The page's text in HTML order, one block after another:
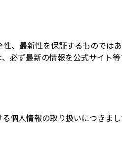
、最新性を保証するものでは
必ず最新の情報を公式サイト
人情報の取り扱いにつきま